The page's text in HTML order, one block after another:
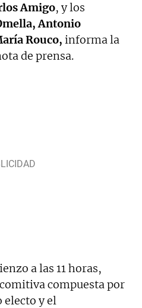
Amigo, y los
Antonio
Rouco, informa la
de prensa.
a las 11 horas,
compuesta por
electo y el